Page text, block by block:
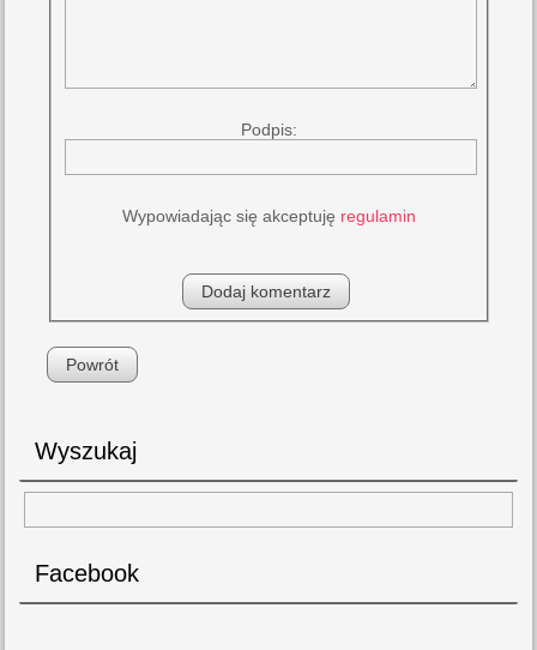
Podpis:
Wypowiadając się akceptuję regulamin
Powrót
Wyszukaj
Facebook